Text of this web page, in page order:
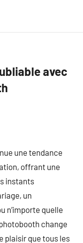
avec
une tendance
offrant une
instants
un
n’importe quelle
change
plaisir que tous les